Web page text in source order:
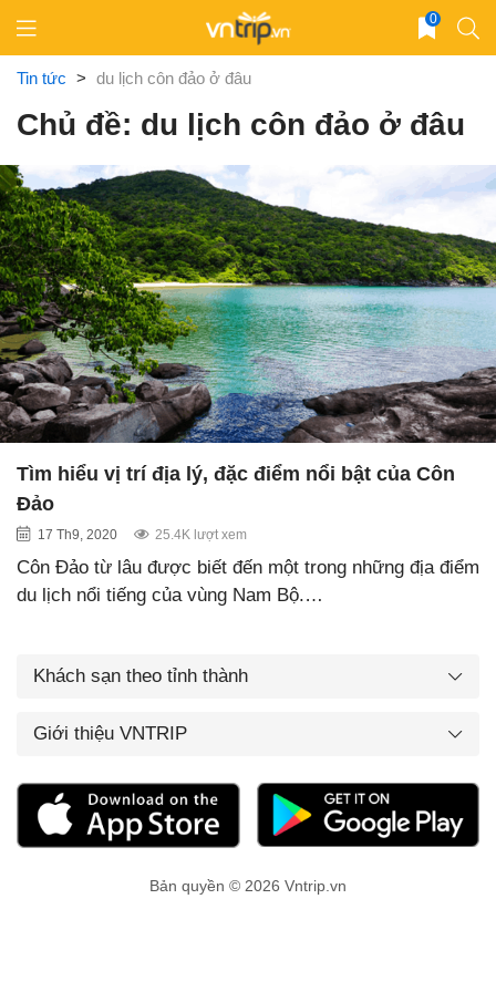
content
0
Tin tức > du lịch côn đảo ở đâu
Chủ đề: du lịch côn đảo ở đâu
Tìm hiểu vị trí địa lý, đặc điểm nổi bật của Côn
Đảo
17 Th9, 2020 25.4K lượt xem
Côn Đảo từ lâu được biết đến một trong những địa điểm
du lịch nổi tiếng của vùng Nam Bộ.…
Khách sạn theo tỉnh thành
Giới thiệu VNTRIP
Bản quyền © 2026 Vntrip.vn